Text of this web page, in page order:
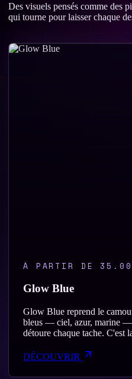
Des visuels pensés comme des
qui tourne pour laisser chaque
À PARTIR DE
Glow Blue
Glow Blue reprend le
bleus — ciel, azur, marine —
détoure chaque tache. C'est
DÉCOUVRIR